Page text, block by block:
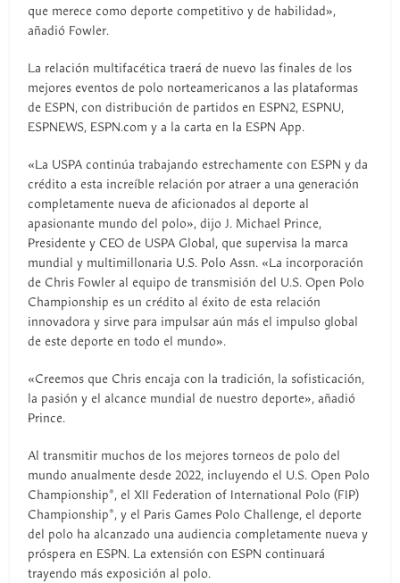
que merece como deporte competitivo y de habilidad»,
añadió Fowler.
La relación multifacética traerá de nuevo las finales de los
mejores eventos de polo norteamericanos a las plataformas
de ESPN, con distribución de partidos en ESPN2, ESPNU,
ESPNEWS, ESPN.com y a la carta en la ESPN App.
«La USPA continúa trabajando estrechamente con ESPN y da
crédito a esta increíble relación por atraer a una generación
completamente nueva de aficionados al deporte al
apasionante mundo del polo», dijo J. Michael Prince,
Presidente y CEO de USPA Global, que supervisa la marca
mundial y multimillonaria U.S. Polo Assn. «La incorporación
de Chris Fowler al equipo de transmisión del U.S. Open Polo
Championship es un crédito al éxito de esta relación
innovadora y sirve para impulsar aún más el impulso global
de este deporte en todo el mundo».
«Creemos que Chris encaja con la tradición, la sofisticación,
la pasión y el alcance mundial de nuestro deporte», añadió
Prince.
Al transmitir muchos de los mejores torneos de polo del
mundo anualmente desde 2022, incluyendo el U.S. Open Polo
Championship®, el XII Federation of International Polo (FIP)
Championship®, y el Paris Games Polo Challenge, el deporte
del polo ha alcanzado una audiencia completamente nueva y
próspera en ESPN. La extensión con ESPN continuará
trayendo más exposición al polo.